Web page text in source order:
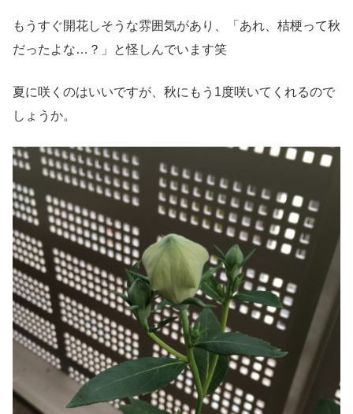
もうすぐ開花しそうな雰囲気があり、「あれ、桔梗って秋
だったよな…？」と怪しんでいます笑
夏に咲くのはいいですが、秋にもう1度咲いてくれるので
しょうか。